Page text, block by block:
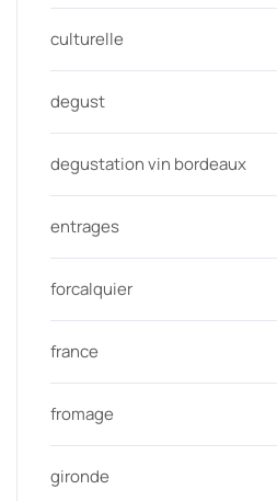
culturelle
degust
degustation vin bordeaux
entrages
forcalquier
france
fromage
gironde